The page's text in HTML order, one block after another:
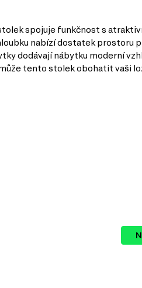
spojuje funkčnost s
nabízí dostatek prostoru
dodávají nábytku moderní
tento stolek obohatit vaši